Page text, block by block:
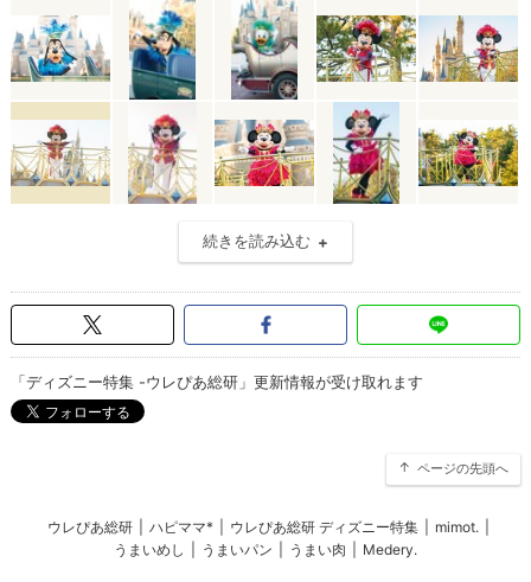
続きを読み込む
「ディズニー特集 -ウレぴあ総研」更新情報が受け取れます
ページの先頭へ
ウレぴあ総研 ハピママ* ウレぴあ総研 ディズニー特集 mimot.
うまいめし
うまいパン うまい肉 Medery.